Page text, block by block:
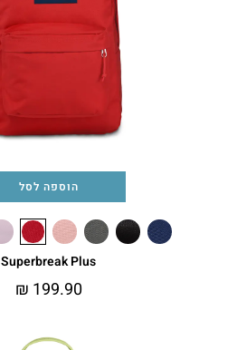
הוספה לסל
Superbreak Plus
₪ 199.90